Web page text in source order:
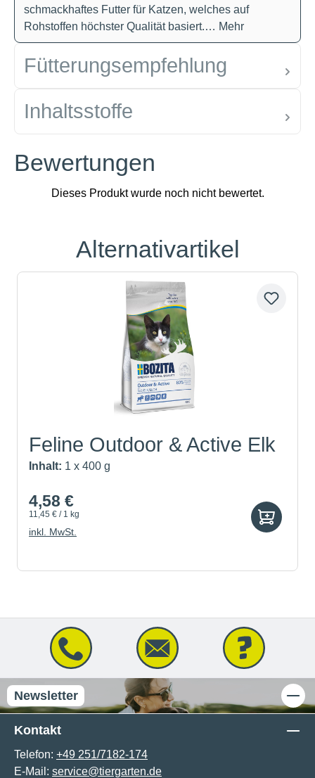
schmackhaftes Futter für Katzen, welches auf
Rohstoffen höchster Qualität basiert.… Mehr
Fütterungsempfehlung
Inhaltsstoffe
Bewertungen
Produktgalerie überspringen
Alternativartikel
Feline Outdoor & Active Elk
Inhalt: 1 x 400 g
4,58 €
11,45 € / 1 kg
inkl. MwSt.
Newsletter
Kontakt
Telefon: +49 251/7182-174
E-Mail: service@tiergarten.de